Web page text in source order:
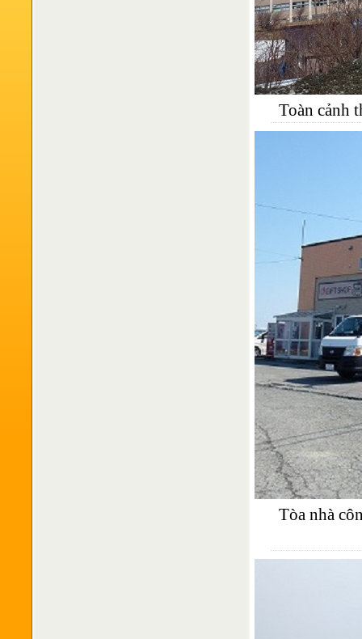
Toàn cảnh
Tòa nhà